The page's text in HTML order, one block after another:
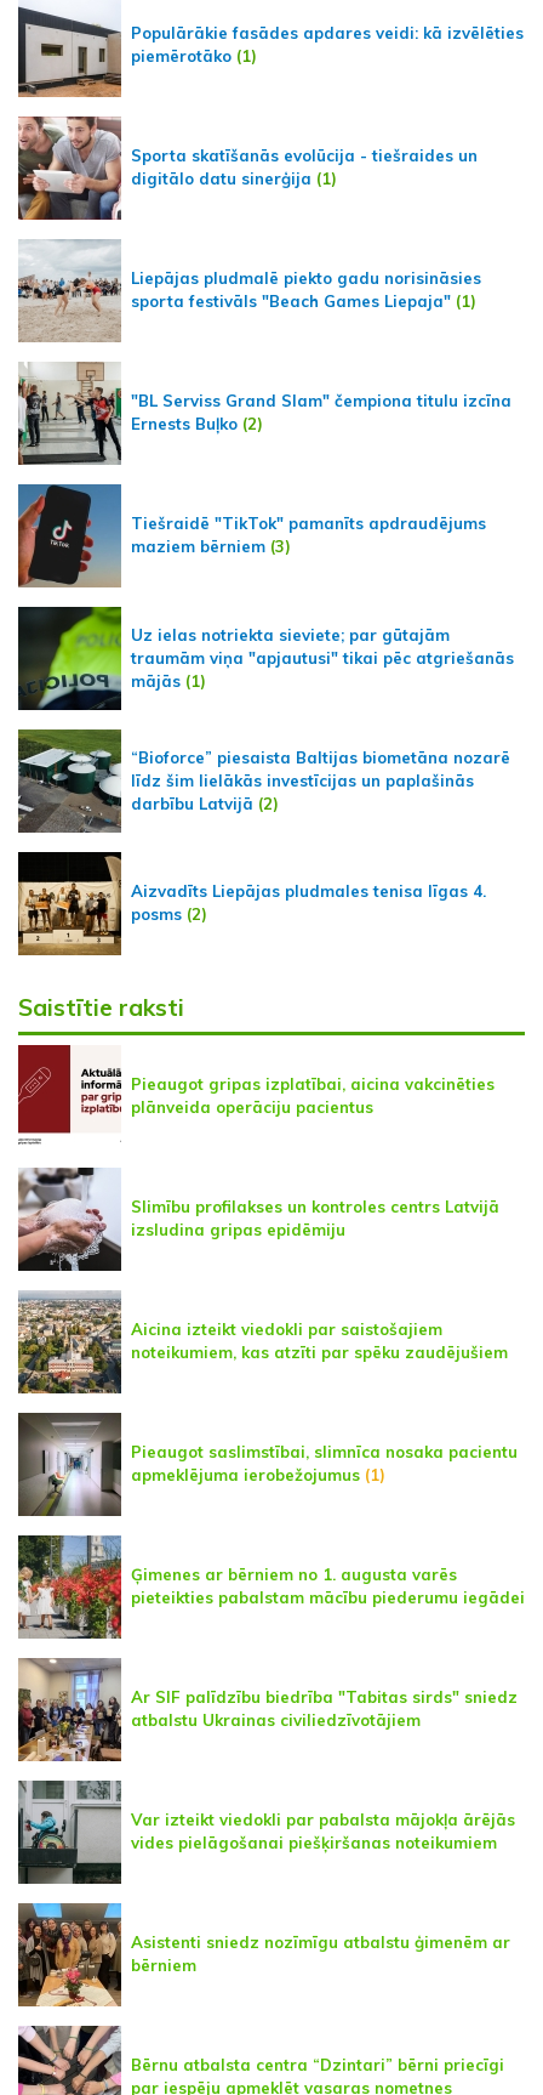
Populārākie fasādes apdares veidi: kā izvēlēties
piemērotāko (1)
Sporta skatīšanās evolūcija - tiešraides un
digitālo datu sinerģija (1)
Liepājas pludmalē piekto gadu norisināsies
sporta festivāls "Beach Games Liepaja" (1)
"BL Serviss Grand Slam" čempiona titulu izcīna
Ernests Buļko (2)
Tiešraidē "TikTok" pamanīts apdraudējums
maziem bērniem (3)
Uz ielas notriekta sieviete; par gūtajām
traumām viņa "apjautusi" tikai pēc atgriešanās
mājās (1)
“Bioforce” piesaista Baltijas biometāna nozarē
līdz šim lielākās investīcijas un paplašinās
darbību Latvijā (2)
Aizvadīts Liepājas pludmales tenisa līgas 4.
posms (2)
Saistītie raksti
Pieaugot gripas izplatībai, aicina vakcinēties
plānveida operāciju pacientus
Slimību profilakses un kontroles centrs Latvijā
izsludina gripas epidēmiju
Aicina izteikt viedokli par saistošajiem
noteikumiem, kas atzīti par spēku zaudējušiem
Pieaugot saslimstībai, slimnīca nosaka pacientu
apmeklējuma ierobežojumus (1)
Ģimenes ar bērniem no 1. augusta varēs
pieteikties pabalstam mācību piederumu iegādei
Ar SIF palīdzību biedrība "Tabitas sirds" sniedz
atbalstu Ukrainas civiliedzīvotājiem
Var izteikt viedokli par pabalsta mājokļa ārējās
vides pielāgošanai piešķiršanas noteikumiem
Asistenti sniedz nozīmīgu atbalstu ģimenēm ar
bērniem
Bērnu atbalsta centra “Dzintari” bērni priecīgi
par iespēju apmeklēt vasaras nometnes